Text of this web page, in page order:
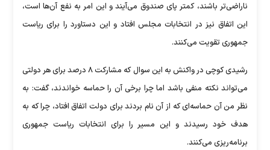
ناراضی‌تر باشند، کمتر پای صندوق می‌آیند و این امر به نفع آن‌ها است،
این اتفاق نیز در انتخابات مجلس افتاد و این دستاورد را برای ریاست
جمهوری تقویت می‌کنند.
رشیدی کوچی در واکنش به این سوال که مشارکت ۸ درصد برای هر دولتی
می‌تواند نکته منفی باشد اما چرا برخی آن را حماسه خواندند، گفت: به
نظر من آن حماسه‌ای که از آن نام بردند برای دولت اتفاق افتاد، چرا که به
هدف خود رسیدند و این مسیر را برای انتخابات ریاست جمهوری
برنامه‌ریزی می‌کنند.